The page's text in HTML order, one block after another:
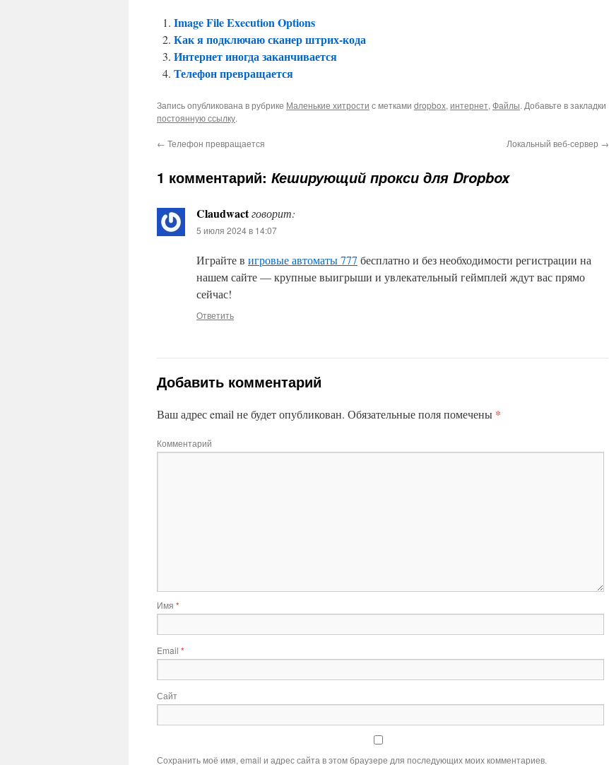
Image File Execution Options
Как я подключаю сканер штрих-кода
Интернет иногда заканчивается
Телефон превращается
Запись опубликована в рубрике Маленькие хитрости с метками dropbox, интернет, Файлы. Добавьте в закладки
постоянную ссылку.
← Телефон превращается Локальный веб-сервер →
1 комментарий: Кеширующий прокси для Dropbox
Claudwactговорит:
5 июля 2024 в 14:07
Играйте в игровые автоматы 777 бесплатно и без необходимости регистрации на
нашем сайте — крупные выигрыши и увлекательный геймплей ждут вас прямо
сейчас!
Ответить
Добавить комментарий
Ваш адрес email не будет опубликован. Обязательные поля помечены *
Комментарий
Имя *
Email *
Сайт
Сохранить моё имя, email и адрес сайта в этом браузере для последующих моих комментариев.